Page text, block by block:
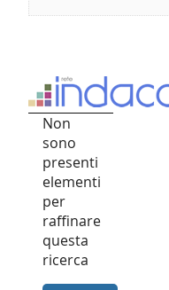
Non
sono
presenti
elementi
per
raffinare
questa
ricerca